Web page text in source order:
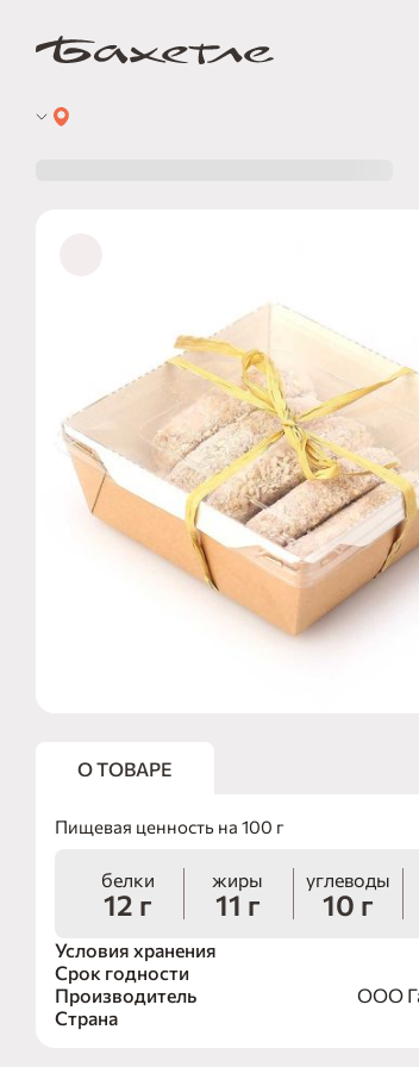
О ТОВАРЕ
Пищевая ценность на 100 г
белки
12 г
жиры
11 г
углеводы
10 г
Условия хранения
Срок годности
Производитель
ООО
Страна